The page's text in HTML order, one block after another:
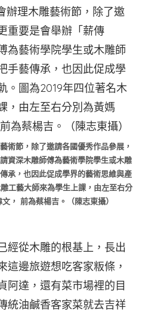
術節，除了邀請各國優秀作品參展，
資深木雕師傅為藝術學院學生或木雕
承，也因此促成學界的藝術思維與產
工藝大師來為學生上課，由左至右分
， 前為蔡楊吉。（陳志東攝）
經從木雕的根基上，長出
這邊旅遊想吃客家粄條，
阿達，還有菜市場裡的目
統油鹹香客家菜就去吉祥